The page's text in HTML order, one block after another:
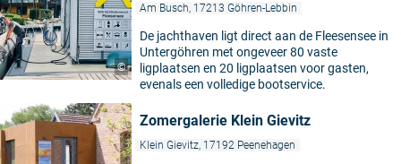
©
Am Busch, 17213 Göhren-Lebbin
De jachthaven ligt direct aan de Fleesensee in
Untergöhren met ongeveer 80 vaste
ligplaatsen en 20 ligplaatsen voor gasten,
evenals een volledige bootservice.
Zomergalerie Klein Gievitz
Klein Gievitz, 17192 Peenehagen